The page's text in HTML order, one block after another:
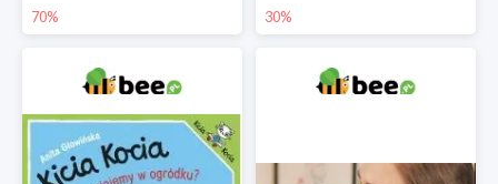
70% 30%